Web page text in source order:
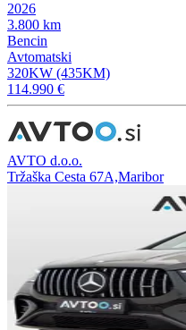
2026
3.800 km
Bencin
Avtomatski
320KW (435KM)
114.990 €
AVTO d.o.o.
Tržaška Cesta 67A,Maribor